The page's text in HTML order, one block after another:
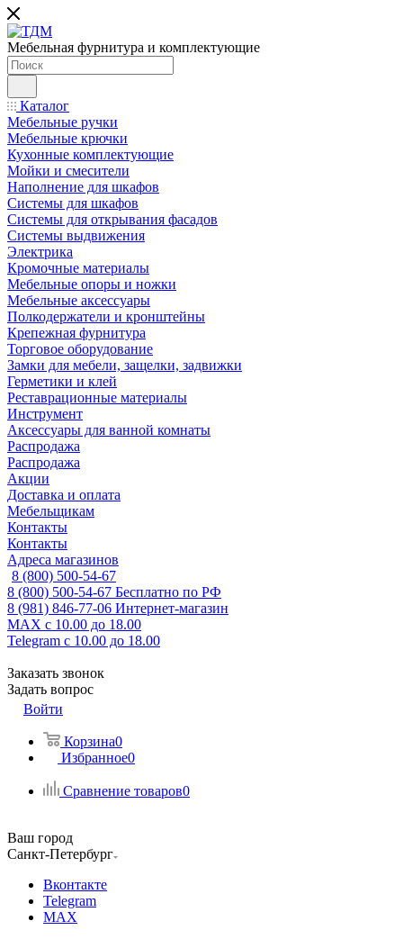
Мебельная фурнитура и комплектующие
Каталог
Мебельные ручки
Мебельные крючки
Кухонные комплектующие
Мойки и смесители
Наполнение для шкафов
Cистемы для шкафов
Системы для открывания фасадов
Системы выдвижения
Электрика
Кромочные материалы
Мебельные опоры и ножки
Мебельные аксессуары
Полкодержатели и кронштейны
Крепежная фурнитура
Торговое оборудование
Замки для мебели, защелки, задвижки
Герметики и клей
Реставрационные материалы
Инструмент
Аксессуары для ванной комнаты
Распродажа
Распродажа
Акции
Доставка и оплата
Мебельщикам
Контакты
Контакты
Адреса магазинов
8 (800) 500-54-67
8 (800) 500-54-67 Бесплатно по РФ
8 (981) 846-77-06 Интернет-магазин
MAX с 10.00 до 18.00
Telegram с 10.00 до 18.00
Заказать звонок
Задать вопрос
Войти
Корзина0
Избранное0
Сравнение товаров0
Ваш город
Санкт-Петербург
Вконтакте
Telegram
MAX